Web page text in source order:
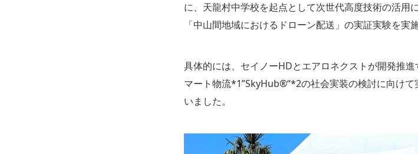
に、天龍村中学校を起点として次世代高度技術の活用
「中山間地域におけるドローン配送」の実証実験を実
具体的には、セイノーHDとエアロネクストが開発推
マート物流*1”SkyHub®“*2の社会実装の検討に向けて
いました。